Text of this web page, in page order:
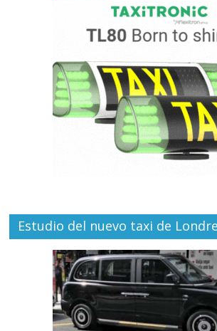
Estudio del nuevo taxi de